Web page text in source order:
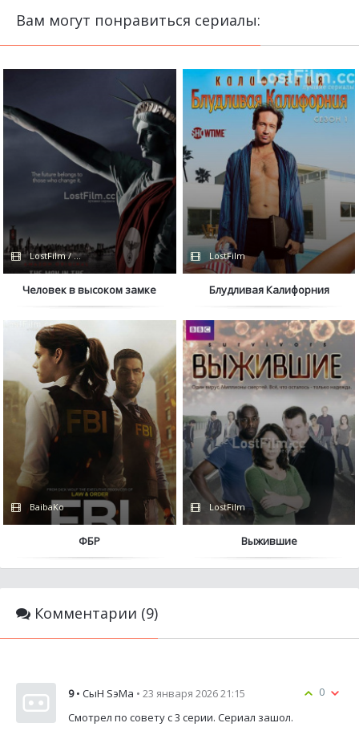
Вам могут понравиться сериалы:
LostFilm / Amazon
Человек в высоком замке
LostFilm
Блудливая Калифорния
BaibaKo
ФБР
LostFilm
Выжившие
Комментарии (9)
0
9 • СыН SэМа • 23 января 2026 21:15
Смотрел по совету с 3 серии. Сериал зашол.